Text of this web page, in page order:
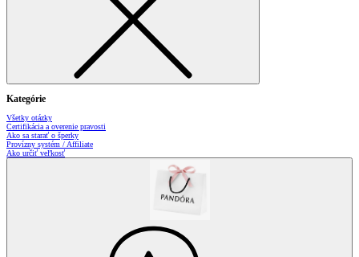
Kategórie
Všetky otázky
Certifikácia a overenie pravosti
Ako sa starať o šperky
Provízny systém / Affiliate
Ako určiť veľkosť